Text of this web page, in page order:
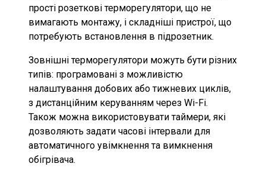
прості розеткові терморегулятори, що не
вимагають монтажу, і складніші пристрої, що
потребують встановлення в підрозетник.
Зовнішні терморегулятори можуть бути різних
типів: програмовані з можливістю
налаштування добових або тижневих циклів,
з дистанційним керуванням через Wi-Fi.
Також можна використовувати таймери, які
дозволяють задати часові інтервали для
автоматичного увімкнення та вимкнення
обігрівача.